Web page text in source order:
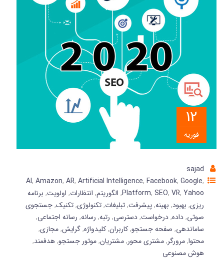
12
فوریه
sajad
AI, Amazon, AR, Artificial Intelligence, Facebook, Google,
Platform, SEO, VR, Yahoo
, الگوریتم, انتظارات, اولویت, برنامه
ریزی, بهبود, بهینه,پیشرفت,تبلیغات,تکنولوژی,تکنیک,جستجوی
صوتی,داده,درخواست,دسترسی, رتبه, رسانه, رسانه اجتماعی,
ساماندهی, صفحه جستجو,کاربران,کلیدواژه,گرایش,مجازی,
محتوا,مرورگر,مشتری محور,مشتریان,موتور جستجو,هدفمند,
هوش مصنوعی